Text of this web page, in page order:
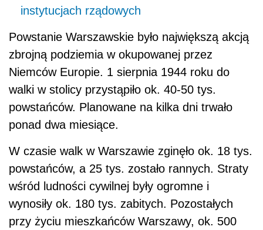
instytucjach rządowych
Powstanie Warszawskie było największą akcją
zbrojną podziemia w okupowanej przez
Niemców Europie. 1 sierpnia 1944 roku do
walki w stolicy przystąpiło ok. 40-50 tys.
powstańców. Planowane na kilka dni trwało
ponad dwa miesiące.
W czasie walk w Warszawie zginęło ok. 18 tys.
powstańców, a 25 tys. zostało rannych. Straty
wśród ludności cywilnej były ogromne i
wynosiły ok. 180 tys. zabitych. Pozostałych
przy życiu mieszkańców Warszawy, ok. 500